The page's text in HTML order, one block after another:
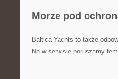
Morze pod
Baltica Yachts to także
Na w serwisie poruszamy